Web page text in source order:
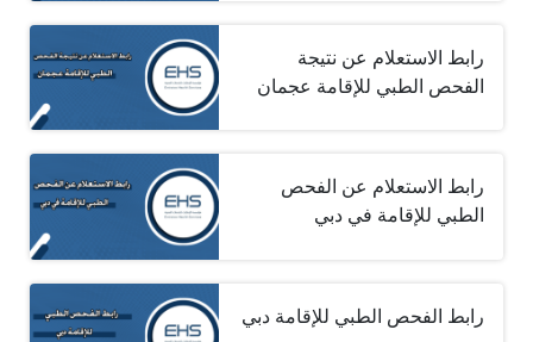
رابط الاستعلام عن نتيجة
الفحص الطبي للإقامة عجمان
رابط الاستعلام عن الفحص
الطبي للإقامة في دبي
رابط الفحص الطبي للإقامة دبي